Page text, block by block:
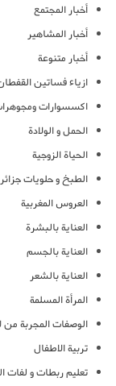
أخبار المجتمع
أخبار المشاهير
أخبار متنوعة
ازياء فساتين
اكسسوارات
الحمل و الولادة
الحياة الزوجية
الطبخ و حلويات
العروس المغربية
العناية بالبشرة
العناية بالجسم
العناية بالشعر
المرأة المسلمة
الوصفات المجربة من
تربية الاطفال
تعليم ربطات و لفات